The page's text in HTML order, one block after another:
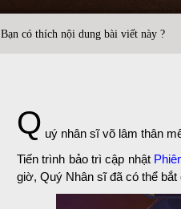
Bạn có thích nội dung bài viết này ?
Q uý nhân sĩ võ lâm thân
Tiến trình bảo trì cập nhật
giờ, Quý Nhân sĩ đã có thể bắt